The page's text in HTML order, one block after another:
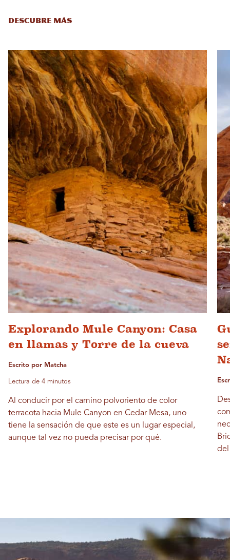
DESCUBRE MÁS
Explorando Mule Canyon: Casa
en llamas y Torre de la cueva
Escrito por Matcha
Lectura de 4 minutos
Al conducir por el camino polvoriento de color
terracota hacia Mule Canyon en Cedar Mesa, uno
tiene la sensación de que este es un lugar especial,
aunque tal vez no pueda precisar por qué.
del